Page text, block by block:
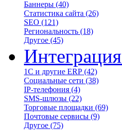
Баннеры (40)
Статистика сайта (26)
SEO (121)
Региональность (18)
Другое (45)
Интеграция
1С и другие ERP (42)
Социальные сети (38)
IP-телефония (4)
SMS-шлюзы (22)
Торговые площадки (69)
Почтовые сервисы (9)
Другое (75)